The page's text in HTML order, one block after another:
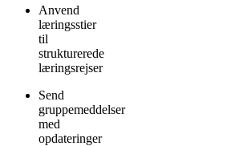
Anvend
læringsstier
til
strukturerede
læringsrejser
Send
gruppemeddelser
med
opdateringer